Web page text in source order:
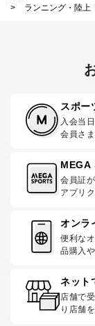
>
ランニング・陸上
スポー
入会当
会員さ
MEGA
会員証
アプリ
オンラ
便利な
品購入
ネット
店舗で
り店舗